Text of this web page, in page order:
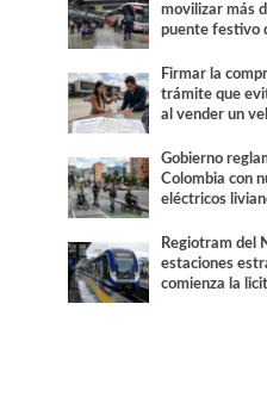
movilizar más
puente festivo
Firmar la
trámite que
al vender un
Gobierno
Colombia con
eléctricos
Regiotram del
estaciones
comienza la